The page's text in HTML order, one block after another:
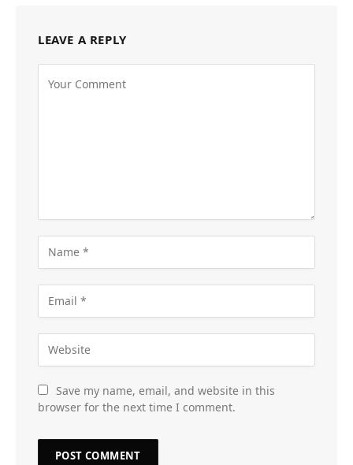
LEAVE A REPLY
Save my name, email, and website in this
browser for the next time I comment.